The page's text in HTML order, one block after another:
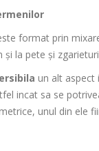
format prin
și la pete și
un alt aspect
incat sa se
unul din ele